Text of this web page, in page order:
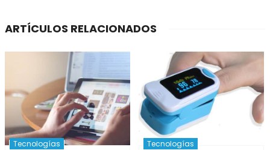
ARTÍCULOS RELACIONADOS
Tecnologías Tecnologías